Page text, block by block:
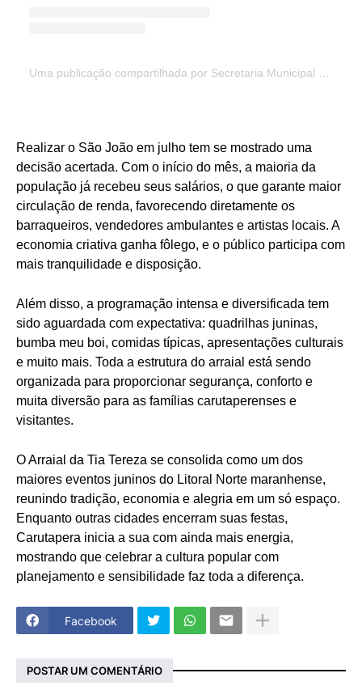
Uma publicação compartilhada por Secretaria Municipal de Cultura e Esporte de Carutapera-Ma (@secult_carutapera)
Realizar o São João em julho tem se mostrado uma
decisão acertada. Com o início do mês, a maioria da
população já recebeu seus salários, o que garante maior
circulação de renda, favorecendo diretamente os
barraqueiros, vendedores ambulantes e artistas locais. A
economia criativa ganha fôlego, e o público participa com
mais tranquilidade e disposição.
Além disso, a programação intensa e diversificada tem
sido aguardada com expectativa: quadrilhas juninas,
bumba meu boi, comidas típicas, apresentações culturais
e muito mais. Toda a estrutura do arraial está sendo
organizada para proporcionar segurança, conforto e
muita diversão para as famílias carutaperenses e
visitantes.
O Arraial da Tia Tereza se consolida como um dos
maiores eventos juninos do Litoral Norte maranhense,
reunindo tradição, economia e alegria em um só espaço.
Enquanto outras cidades encerram suas festas,
Carutapera inicia a sua com ainda mais energia,
mostrando que celebrar a cultura popular com
planejamento e sensibilidade faz toda a diferença.
Facebook
POSTAR UM COMENTÁRIO